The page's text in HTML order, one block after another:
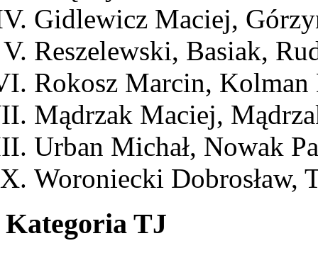
Gidlewicz Maciej,
Reszelewski, Basiak,
Rokosz Marcin,
Mądrzak Maciej,
Urban Michał, Nowak
Woroniecki Dobrosław,
Kategoria TJ